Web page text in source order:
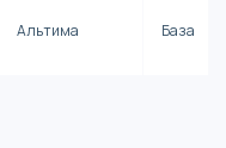
Альтима База